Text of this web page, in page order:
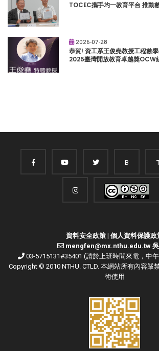
TOCEC攜手均一教育平台 推動
2026-07-28
恭賀! 資工系王俊堯教授工程數
2025臺灣開放教育卓越獎OCW
B
資料安全政策| 個人資料保護政
mengfen@mx.nthu.edu.tw
03-5715131#35401 (請於上班時間來電，中
Copyright © 2010 NTHU. CTLD. 本網站所有內容嚴
術使用